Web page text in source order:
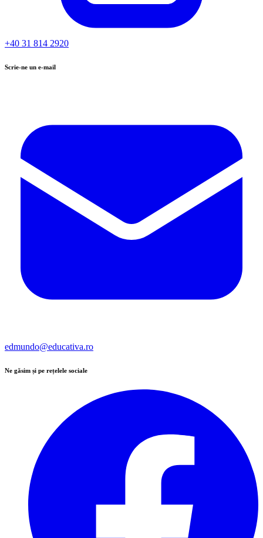
+40 31 814 2920
Scrie-ne un e-mail
edmundo@educativa.ro
Ne găsim și pe rețelele sociale